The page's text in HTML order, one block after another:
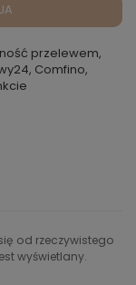
przelewem,
Comfino,
od rzeczywistego
wyświetlany.